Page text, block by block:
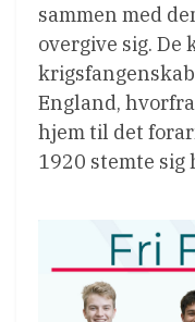
sammen med
overgive sig. De
England,
hjem til det
1920 stemte sig